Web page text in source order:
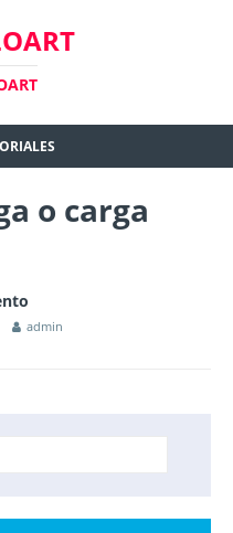
o carga
admin